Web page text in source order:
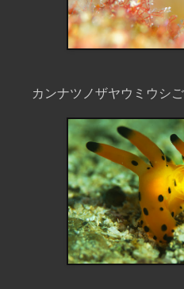
カンナツノザヤウミウシ